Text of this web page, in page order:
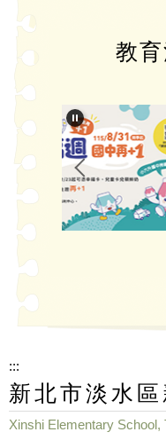
教
:::
新北市淡水
Xinshi Elementary School,